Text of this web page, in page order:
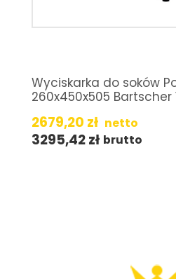
Wyciskarka do soków
260x450x505 Bartscher
2679,20 zł netto
3295,42zł brutto